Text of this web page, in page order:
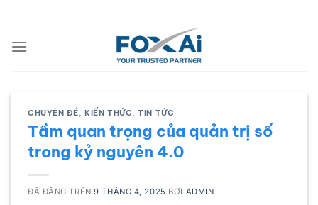
đến
nội
CHUYÊN ĐỀ,KIẾN THỨC,TIN TỨC
Tầm quan trọng của quản trị số
trong kỷ nguyên 4.0
ĐÃ ĐĂNG TRÊN9 THÁNG 4, 2025 BỞI ADMIN